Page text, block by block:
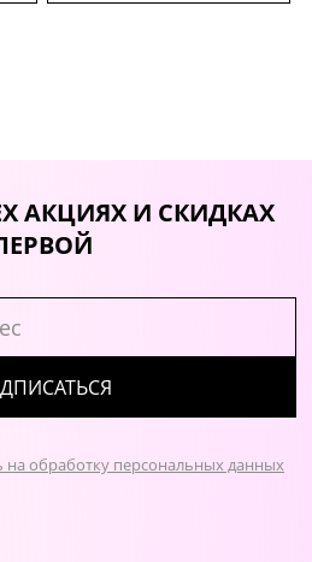
АКЦИЯХ И СКИДКАХ
обработку персональных данных